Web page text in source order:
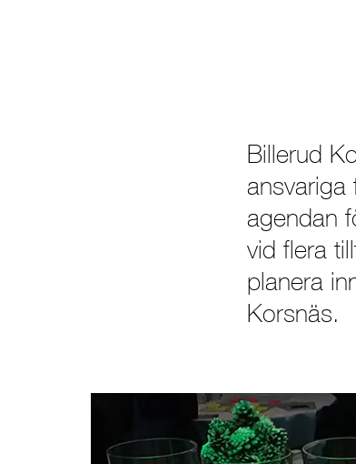
Billerud
ansvariga
agendan
vid flera
planera
Korsnäs.